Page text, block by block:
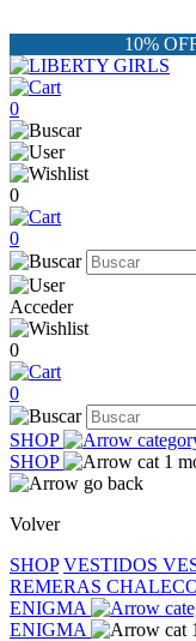
10%
0
0
0
Acceder
0
0
SHOP
SHOP
Volver
SHOP VESTIDOS
REMERAS
ENIGMA
ENIGMA